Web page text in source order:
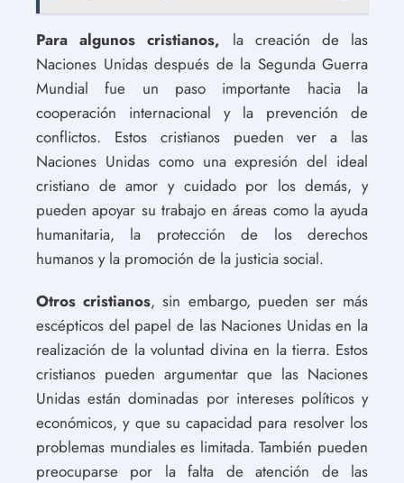
Para algunos cristianos, la creación de las
Naciones Unidas después de la Segunda Guerra
Mundial fue un paso importante hacia la
cooperación internacional y la prevención de
conflictos. Estos cristianos pueden ver a las
Naciones Unidas como una expresión del ideal
cristiano de amor y cuidado por los demás, y
pueden apoyar su trabajo en áreas como la ayuda
humanitaria, la protección de los derechos
humanos y la promoción de la justicia social.
Otros cristianos, sin embargo, pueden ser más
escépticos del papel de las Naciones Unidas en la
realización de la voluntad divina en la tierra. Estos
cristianos pueden argumentar que las Naciones
Unidas están dominadas por intereses políticos y
económicos, y que su capacidad para resolver los
problemas mundiales es limitada. También pueden
preocuparse por la falta de atención de las